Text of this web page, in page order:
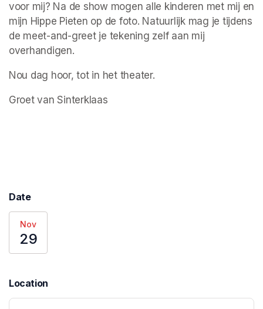
voor mij? Na de show mogen alle kinderen met mij en
mijn Hippe Pieten op de foto. Natuurlijk mag je tijdens
de meet-and-greet je tekening zelf aan mij
overhandigen.
Nou dag hoor, tot in het theater.
Groet van Sinterklaas
Date
Nov
29
Location